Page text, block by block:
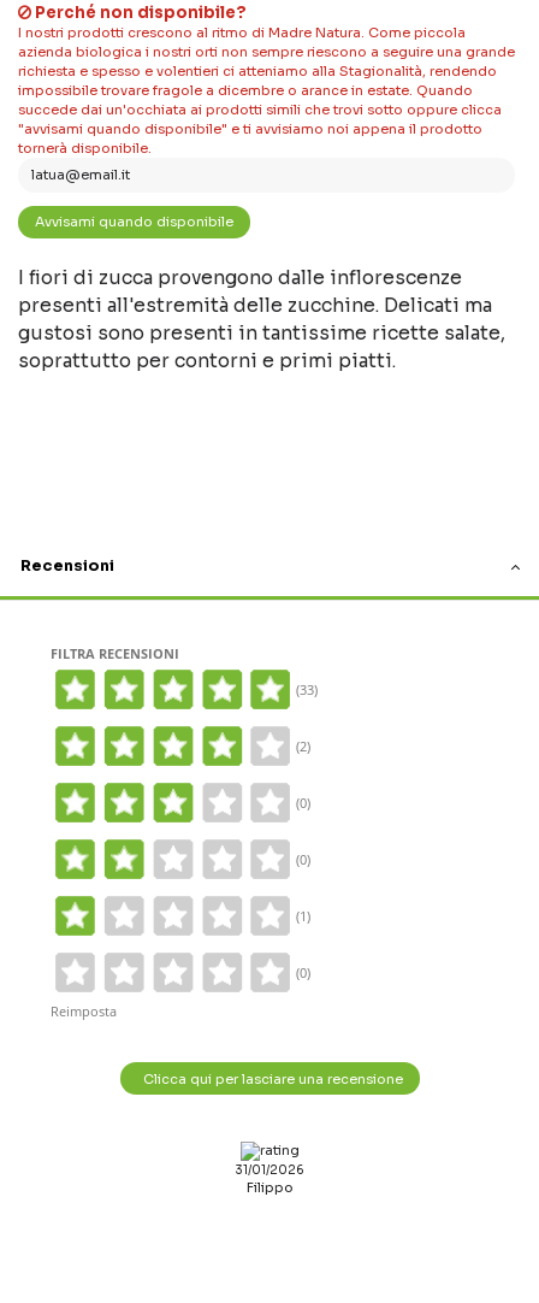
Perché non disponibile?
I nostri prodotti crescono al ritmo di Madre Natura. Come piccola
azienda biologica i nostri orti non sempre riescono a seguire una grande
richiesta e spesso e volentieri ci atteniamo alla Stagionalità, rendendo
impossibile trovare fragole a dicembre o arance in estate. Quando
succede dai un'occhiata ai prodotti simili che trovi sotto oppure clicca
"avvisami quando disponibile" e ti avvisiamo noi appena il prodotto
tornerà disponibile.
I fiori di zucca provengono dalle inflorescenze
presenti all'estremità delle zucchine. Delicati ma
gustosi sono presenti in tantissime ricette salate,
soprattutto per contorni e primi piatti.
Recensioni
FILTRA RECENSIONI
(33)
(2)
(0)
(0)
(1)
(0)
Reimposta
Clicca qui per lasciare una recensione
31/01/2026
Filippo